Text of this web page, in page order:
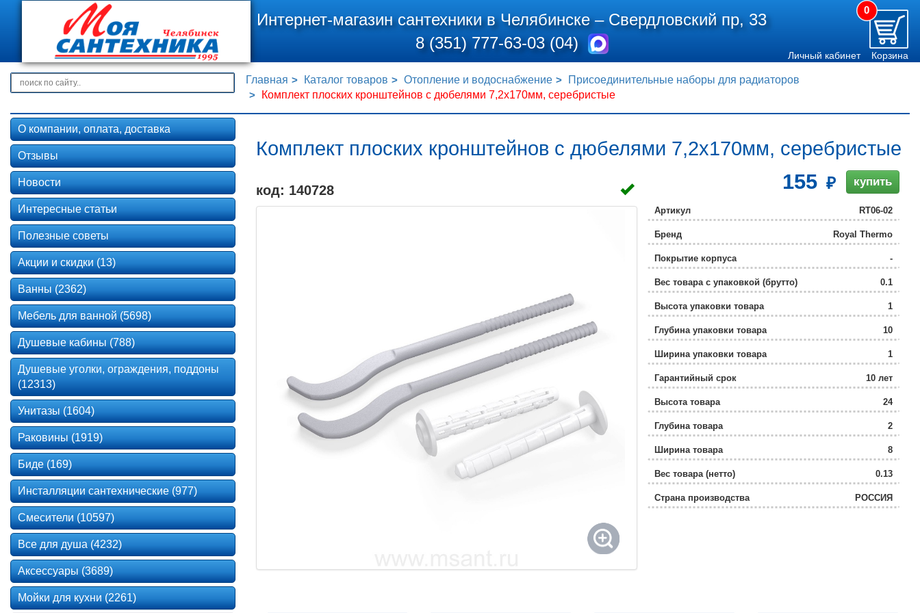
Интернет-магазин сантехники в Челябинске –Свердловский пр, 33
8 (351) 777-63-03 (04)
0
Личный кабинет Корзина
Главная Каталог товаров Отопление и водоснабжение
Присоединительные наборы для радиаторов
Комплект плоских кронштейнов с дюбелями 7,2х170мм, серебристые
Комплект плоских кронштейнов с дюбелями 7,2х170мм, серебристые
код: 140728 155 купить
Артикул RT06-02
Бренд Royal Thermo
Покрытие корпуса -
Вес товара с упаковкой (брутто) 0.1
Высота упаковки товара 1
Глубина упаковки товара 10
Ширина упаковки товара 1
Гарантийный срок 10 лет
Высота товара 24
Глубина товара 2
Ширина товара 8
Вес товара (нетто) 0.13
Страна производства РОССИЯ
О компании, оплата, доставка
Отзывы
Новости
Интересные статьи
Полезные советы
Акции и скидки (13)
Ванны (2362)
Мебель для ванной (5698)
Душевые кабины (788)
Душевые уголки, ограждения, поддоны
(12313)
Унитазы (1604)
Раковины (1919)
Биде (169)
Инсталляции сантехнические (977)
Смесители (10597)
Все для душа (4232)
Аксессуары (3689)
Мойки для кухни (2261)